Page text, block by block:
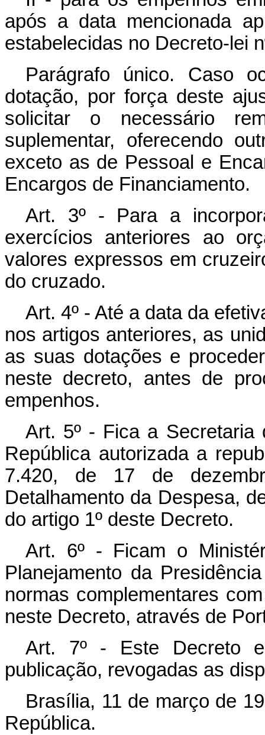
após a data mencionada
estabelecidas no Decreto-lei
Parágrafo único. Caso
dotação, por força deste
solicitar o necessário
suplementar, oferecendo
exceto as de Pessoal e
Encargos de Financiamento.
Art. 3º - Para a
exercícios anteriores ao
valores expressos em
do cruzado.
Art. 4º - Até a data da
nos artigos anteriores, as
as suas dotações e
neste decreto, antes de
empenhos.
Art. 5º - Fica a Secretaria
República autorizada a
7.420, de 17 de
Detalhamento da Despesa,
do artigo 1º deste Decreto.
Art. 6º - Ficam o
Planejamento da
normas complementares
neste Decreto, através de
Art. 7º - Este Decreto
publicação, revogadas as
Brasília, 11 de março de
República.